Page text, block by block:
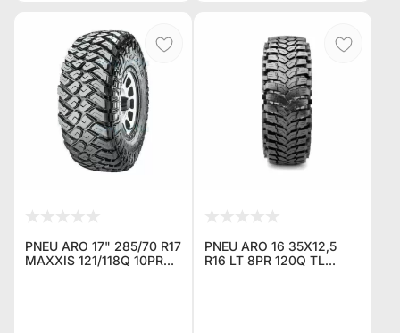
PNEU ARO 17" 285/70 R17
MAXXIS 121/118Q 10PR
PNEU ARO 16 35X12,5
R16 LT 8PR 120Q TL